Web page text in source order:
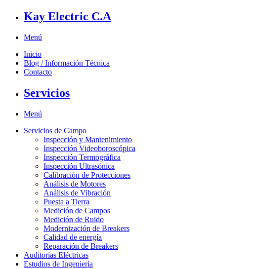
Kay Electric C.A
Menú
Inicio
Blog / Información Técnica
Contacto
Servicios
Menú
Servicios de Campo
Inspección y Mantenimiento
Inspección Videoboroscópica
Inspección Termográfica
Inspección Ultrasónica
Calibración de Protecciones
Análisis de Motores
Análisis de Vibración
Puesta a Tierra
Medición de Campos
Medición de Ruido
Modernización de Breakers
Calidad de energía
Reparación de Breakers
Auditorías Eléctricas
Estudios de Ingeniería